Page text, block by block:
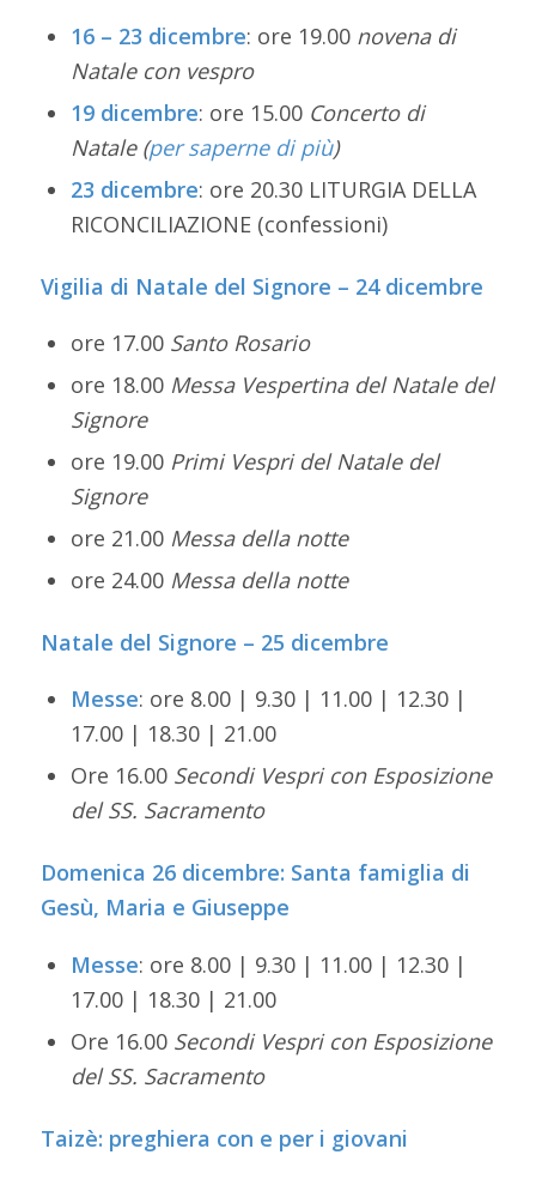
16 – 23 dicembre: ore 19.00 novena di
Natale con vespro
19 dicembre: ore 15.00 Concerto di
Natale (per saperne di più)
23 dicembre: ore 20.30 LITURGIA DELLA
RICONCILIAZIONE (confessioni)
Vigilia di Natale del Signore – 24 dicembre
ore 17.00 Santo Rosario
ore 18.00 Messa Vespertina del Natale del
Signore
ore 19.00 Primi Vespri del Natale del
Signore
ore 21.00 Messa della notte
ore 24.00 Messa della notte
Natale del Signore – 25 dicembre
Messe: ore 8.00 | 9.30 | 11.00 | 12.30 |
17.00 | 18.30 | 21.00
Ore 16.00 Secondi Vespri con Esposizione
del SS. Sacramento
Domenica 26 dicembre: Santa famiglia di
Gesù, Maria e Giuseppe
Messe: ore 8.00 | 9.30 | 11.00 | 12.30 |
17.00 | 18.30 | 21.00
Ore 16.00 Secondi Vespri con Esposizione
del SS. Sacramento
Taizè: preghiera con e per i giovani